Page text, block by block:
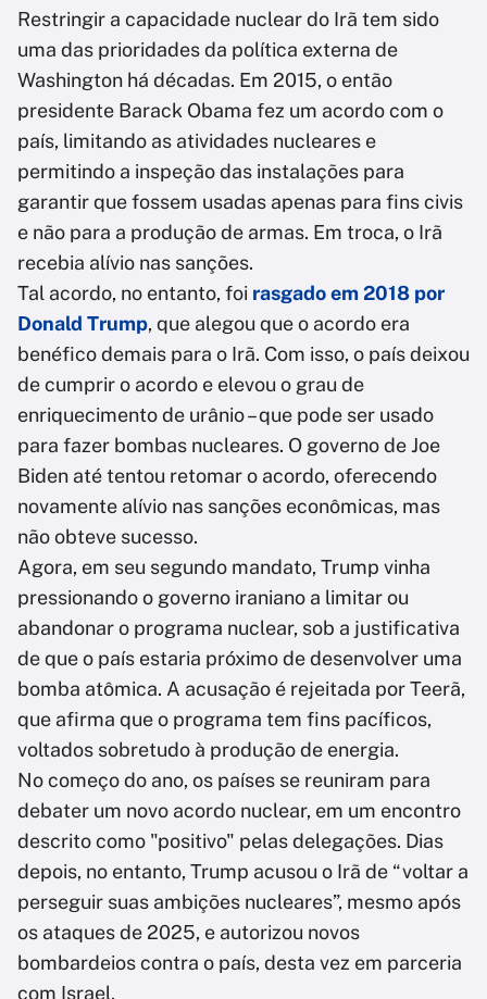
Restringir a capacidade nuclear do Irã tem sido
uma das prioridades da política externa de
Washington há décadas. Em 2015, o então
presidente Barack Obama fez um acordo com o
país, limitando as atividades nucleares e
permitindo a inspeção das instalações para
garantir que fossem usadas apenas para fins civis
e não para a produção de armas. Em troca, o Irã
recebia alívio nas sanções.
Tal acordo, no entanto, foi rasgado em 2018 por
Donald Trump, que alegou que o acordo era
benéfico demais para o Irã. Com isso, o país deixou
de cumprir o acordo e elevou o grau de
enriquecimento de urânio – que pode ser usado
para fazer bombas nucleares. O governo de Joe
Biden até tentou retomar o acordo, oferecendo
novamente alívio nas sanções econômicas, mas
não obteve sucesso.
Agora, em seu segundo mandato, Trump vinha
pressionando o governo iraniano a limitar ou
abandonar o programa nuclear, sob a justificativa
de que o país estaria próximo de desenvolver uma
bomba atômica. A acusação é rejeitada por Teerã,
que afirma que o programa tem fins pacíficos,
voltados sobretudo à produção de energia.
No começo do ano, os países se reuniram para
debater um novo acordo nuclear, em um encontro
descrito como "positivo" pelas delegações. Dias
depois, no entanto, Trump acusou o Irã de “voltar a
perseguir suas ambições nucleares”, mesmo após
os ataques de 2025, e autorizou novos
bombardeios contra o país, desta vez em parceria
com Israel.